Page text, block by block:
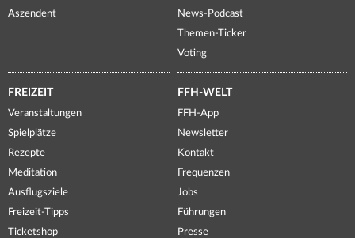
Aszendent
News-Podcast
Themen-Ticker
Voting
FREIZEIT
Veranstaltungen
Spielplätze
Rezepte
Meditation
Ausflugsziele
Freizeit-Tipps
Ticketshop
FFH-WELT
FFH-App
Newsletter
Kontakt
Frequenzen
Jobs
Führungen
Presse